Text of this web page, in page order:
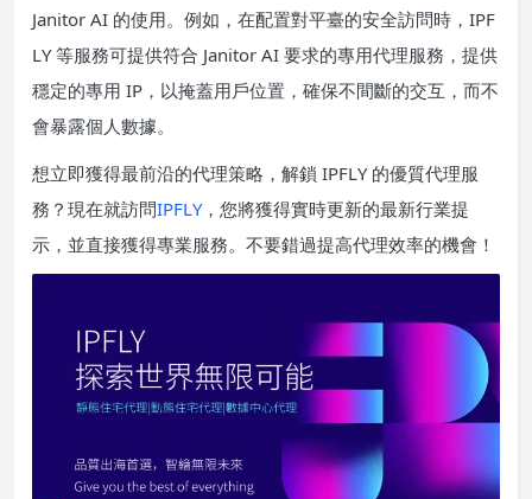
Janitor AI 的使用。例如，在配置對平臺的安全訪問時，IPF
LY 等服務可提供符合 Janitor AI 要求的專用代理服務，提供
穩定的專用 IP，以掩蓋用戶位置，確保不間斷的交互，而不
會暴露個人數據。
想立即獲得最前沿的代理策略，解鎖 IPFLY 的優質代理服
務？現在就訪問IPFLY，您將獲得實時更新的最新行業提
示，並直接獲得專業服務。不要錯過提高代理效率的機會！